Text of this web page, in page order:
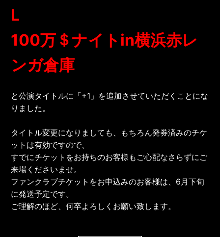
L
100万＄ナイトin横浜赤レ
ンガ倉庫
と公演タイトルに「+1」を追加させていただくことにな
りました。
タイトル変更になりましても、もちろん発券済みのチケ
ットは有効ですので、
すでにチケットをお持ちのお客様もご心配なさらずにご
来場くださいませ。
ファンクラブチケットをお申込みのお客様は、6月下旬
に発送予定です。
ご理解のほど、何卒よろしくお願い致します。